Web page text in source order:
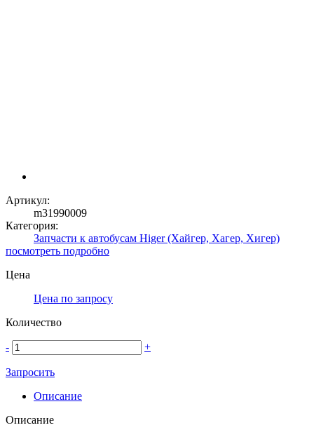
Артикул:
m31990009
Категория:
Запчасти к автобусам Higer (Хайгер, Хагер, Хигер)
посмотреть подробно
Цена
Цена по запросу
Количество
- +
Запросить
Описание
Описание